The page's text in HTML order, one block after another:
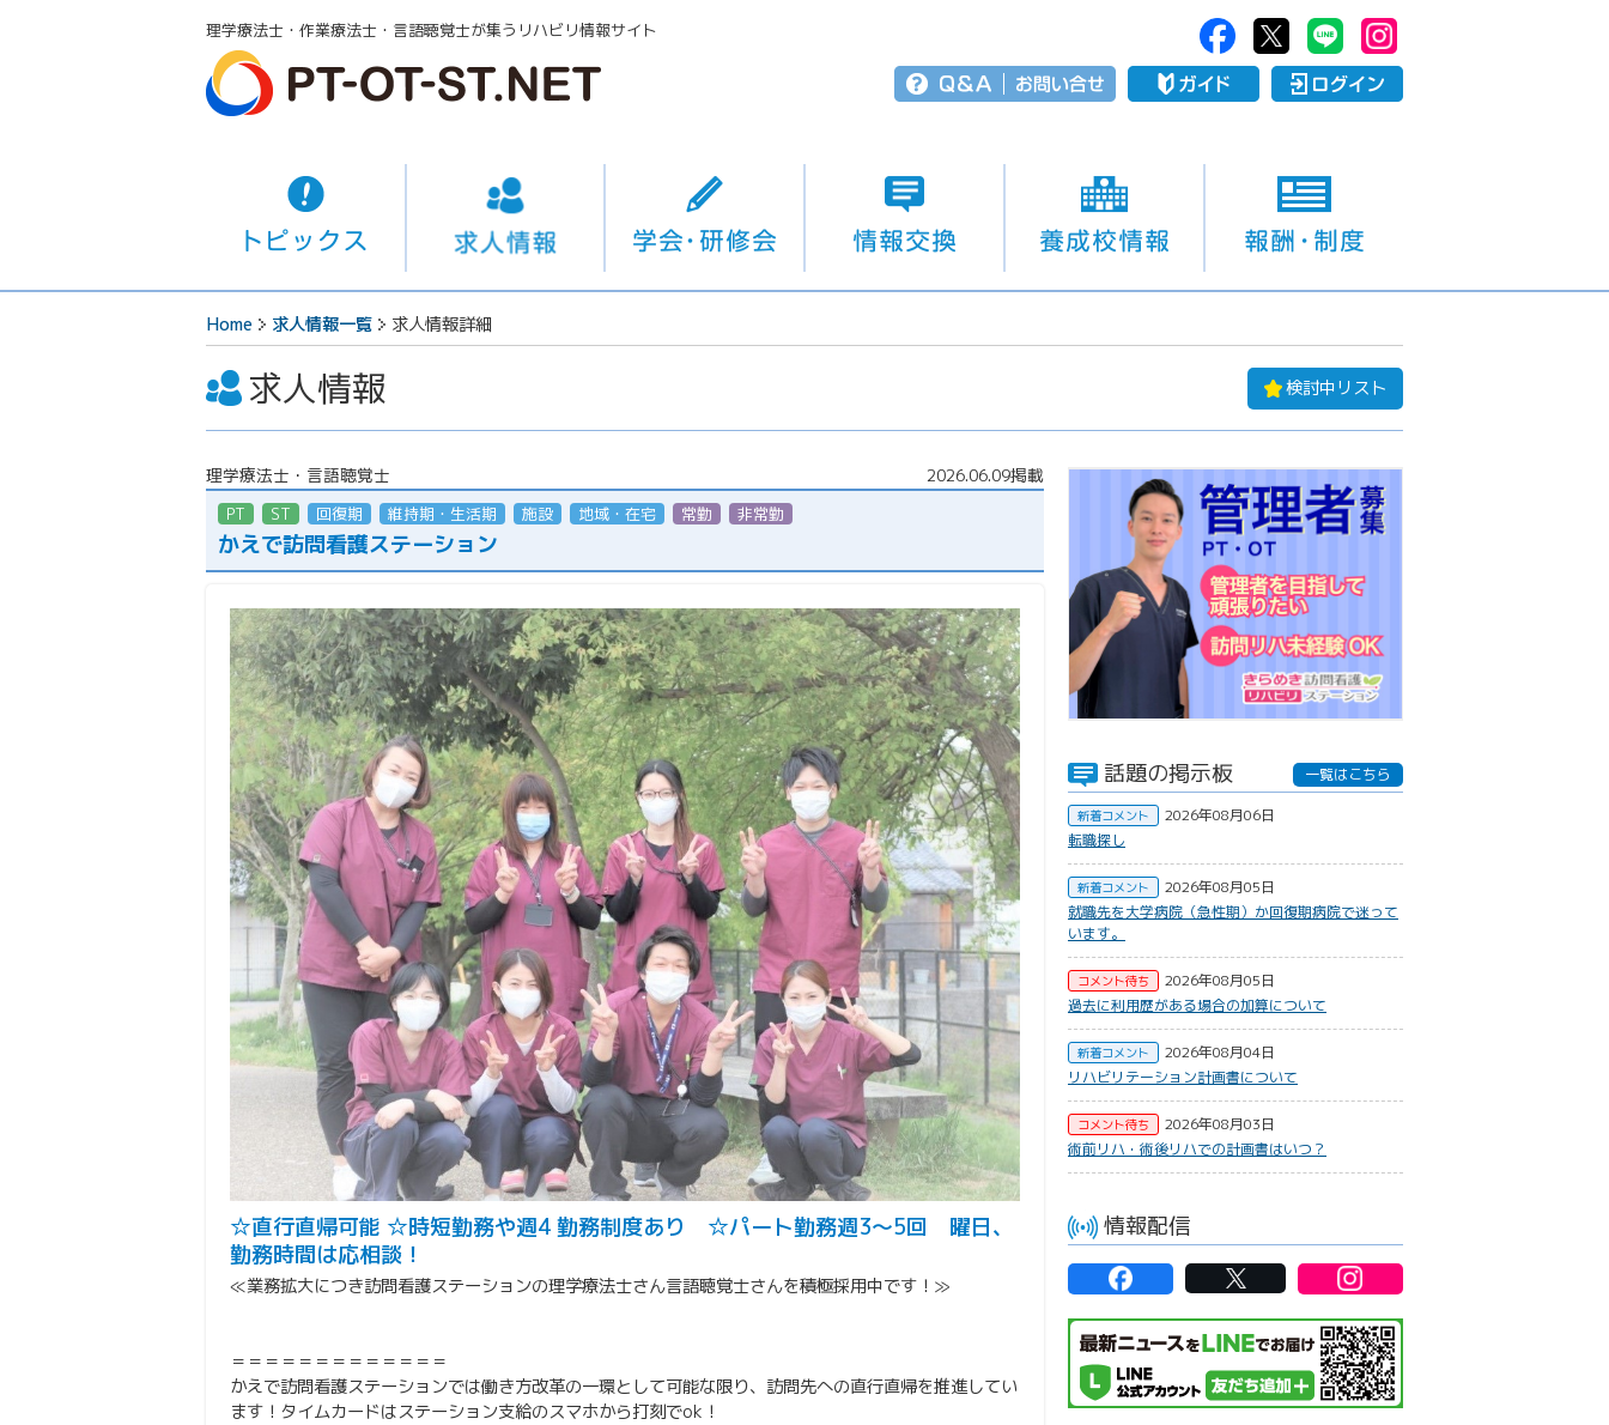
理学療法士・作業療法士・言語聴覚士が集うリハビリ情報サイト
Home 求人情報一覧 求人情報詳細
求人情報 検討中リスト
2026.06.09掲載
理学療法士・言語聴覚士
PT ST 回復期 維持期・生活期 施設 地域・在宅 常勤 非常勤（パート）
かえで訪問看護ステーション
☆直行直帰可能 ☆時短勤務や週4 勤務制度あり ☆パート勤務週3〜5回 曜日、
勤務時間は応相談！
≪業務拡大につき訪問看護ステーションの理学療法士さん言語聴覚士さんを積極採用中です！≫
＝＝＝＝＝＝＝＝＝＝＝＝＝
かえで訪問看護ステーションでは働き方改革の一環として可能な限り、訪問先への直行直帰を推進してい
ます！タイムカードはステーション支給のスマホから打刻でok！
話題の掲示板 一覧はこちら
新着コメント
2026年08月06日
転職探し
新着コメント
2026年08月05日
就職先を大学病院（急性期）か回復期病院で迷って
います。
コメント待ち
2026年08月05日
過去に利用歴がある場合の加算について
新着コメント
2026年08月04日
リハビリテーション計画書について
コメント待ち
2026年08月03日
術前リハ・術後リハでの計画書はいつ？
情報配信